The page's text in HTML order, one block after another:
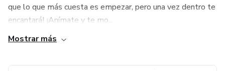
¿Ansioso por comenzar tu transformación? No esperes
único. ¡Prepárate para ser inspirado!
que lo que más cuesta es empezar, pero una vez dentro te
encantará! ¡Anímate y te mo...
Mostrar más